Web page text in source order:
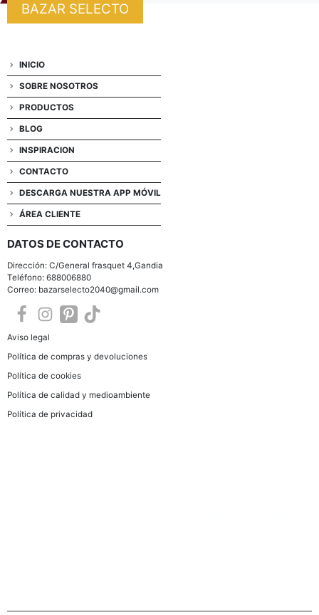
BAZAR SELECTO
INICIO
SOBRE NOSOTROS
PRODUCTOS
BLOG
INSPIRACION
CONTACTO
DESCARGA NUESTRA APP MÓVIL
ÁREA CLIENTE
DATOS DE CONTACTO
Dirección: C/General frasquet 4,Gandia
Teléfono: 688006880
Correo: bazarselecto2040@gmail.com
Aviso legal
Política de compras y devoluciones
Política de cookies
Política de calidad y medioambiente
Política de privacidad